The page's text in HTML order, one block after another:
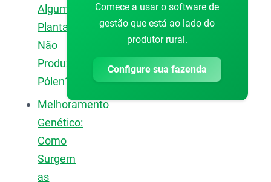
Algumas
Plantas
Não
Produzem
Pólen?
Melhoramento
Genético:
Como
Surgem
as
Comece a usar o software de
gestão que está ao lado do
produtor rural.
Configure sua fazenda